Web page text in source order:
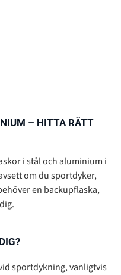
– HITTA RÄTT
i stål och aluminium i
om du sportdyker,
en backupflaska,
sportdykning, vanligtvis